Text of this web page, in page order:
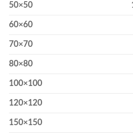
50×50
60×60
70×70
80×80
100×100
120×120
150×150